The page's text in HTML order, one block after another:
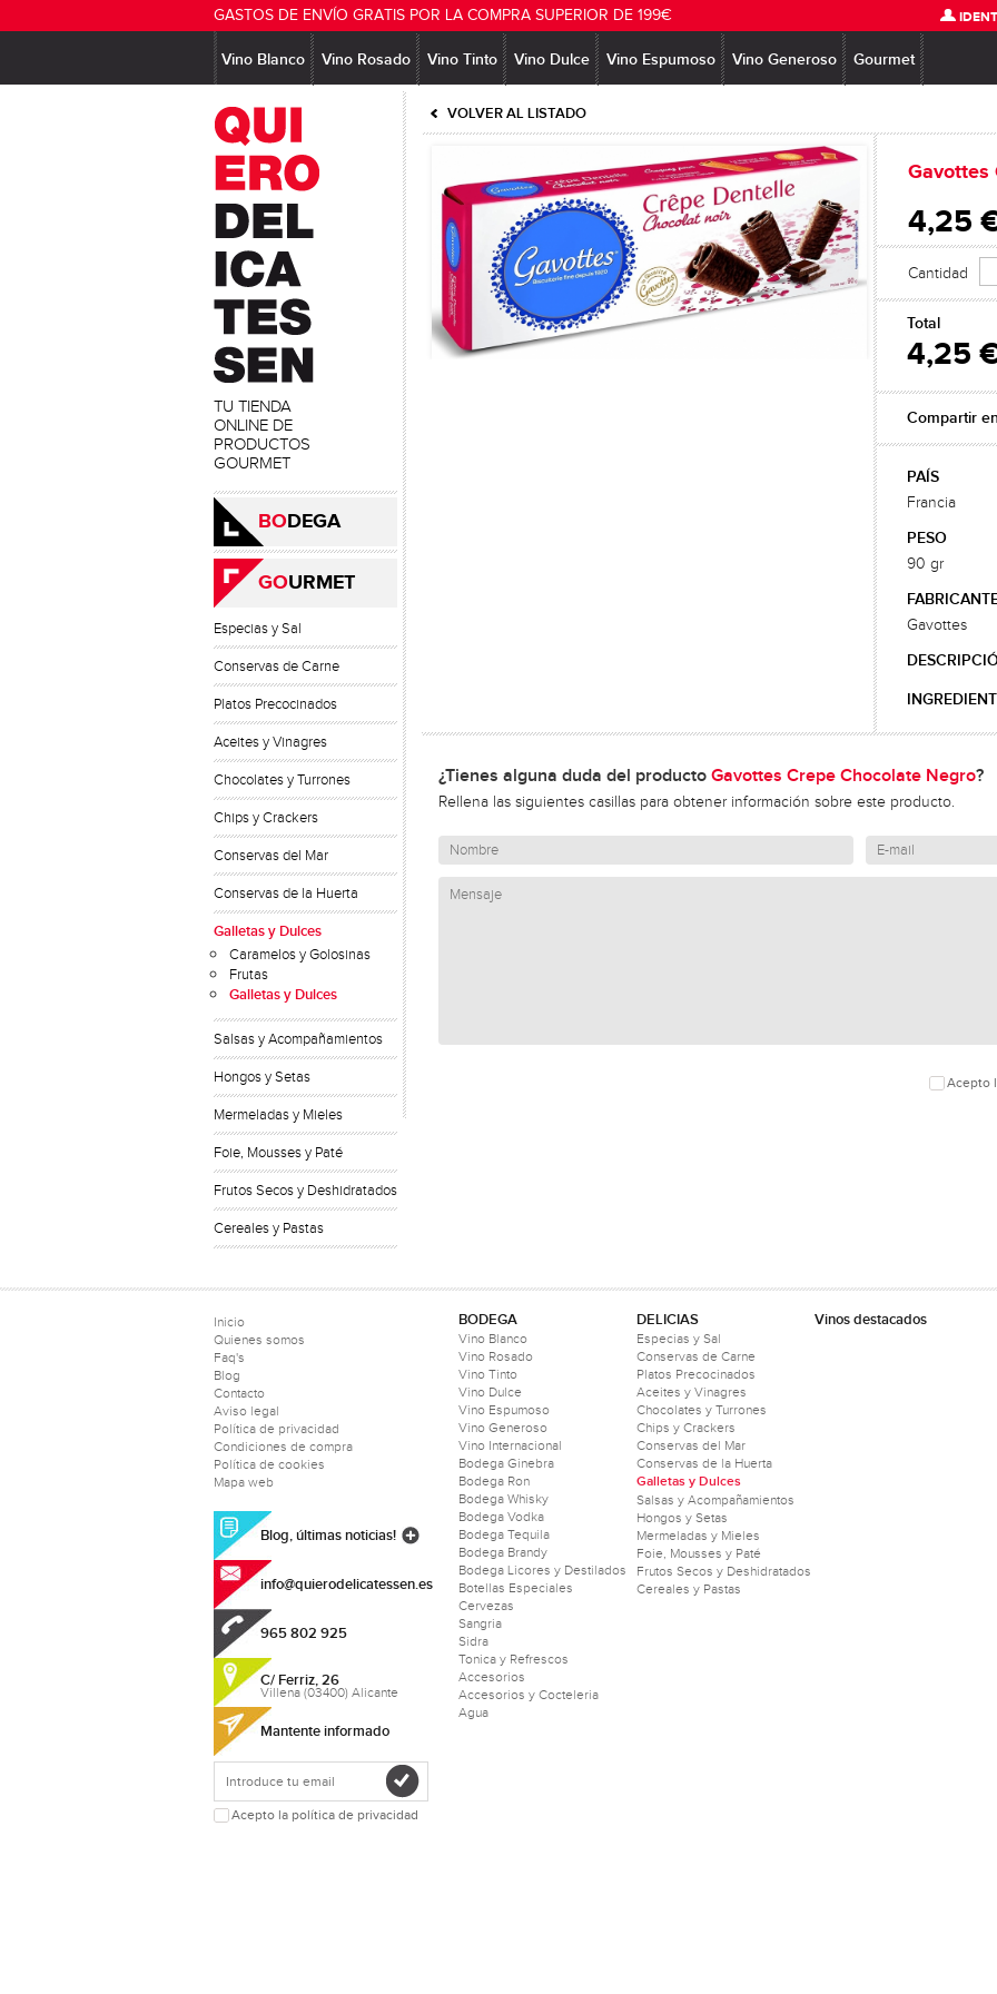
GASTOS DE ENVÍO GRATIS POR LA COMPRA SUPERIOR DE 199€
Vino Blanco Vino Rosado Vino Tinto Vino Dulce Vino Espumoso Vino Generoso Gourmet
TU TIENDA
ONLINE DE
PRODUCTOS
GOURMET
BODEGA
GOURMET
Especias y Sal
Conservas de Carne
Platos Precocinados
Aceites y Vinagres
Chocolates y Turrones
Chips y Crackers
Conservas del Mar
Conservas de la Huerta
Galletas y Dulces
Caramelos y Golosinas
Frutas
Galletas y Dulces
Salsas y Acompañamientos
Hongos y Setas
Mermeladas y Mieles
Foie, Mousses y Paté
Frutos Secos y Deshidratados
Cereales y Pastas
VOLVER AL LISTADO
Gavottes
4,25
Cantidad
Total
4,25
Compartir en
PAÍS
Francia
PESO
90 gr
Gavottes
¿Tienes alguna duda del producto Gavottes Crepe Chocolate Negro?
Rellena las siguientes casillas para obtener información sobre este producto.
Acepto
Inicio
Quienes somos
Faq's
Blog
Contacto
Aviso legal
Política de privacidad
Condiciones de compra
Política de cookies
Mapa web
Blog, últimas noticias!
info@quierodelicatessen.es
965 802 925
C/ Ferriz, 26
Villena (03400) Alicante
Mantente informado
Acepto la política de privacidad
BODEGA
Vino Blanco
Vino Rosado
Vino Tinto
Vino Dulce
Vino Espumoso
Vino Generoso
Vino Internacional
Bodega Ginebra
Bodega Ron
Bodega Whisky
Bodega Vodka
Bodega Tequila
Bodega Brandy
Bodega Licores y Destilados
Botellas Especiales
Cervezas
Sangria
Sidra
Tonica y Refrescos
Accesorios
Accesorios y Cocteleria
Agua
DELICIAS
Especias y Sal
Conservas de Carne
Platos Precocinados
Aceites y Vinagres
Chocolates y Turrones
Chips y Crackers
Conservas del Mar
Conservas de la Huerta
Galletas y Dulces
Salsas y Acompañamientos
Hongos y Setas
Mermeladas y Mieles
Foie, Mousses y Paté
Frutos Secos y Deshidratados
Cereales y Pastas
Vinos destacados